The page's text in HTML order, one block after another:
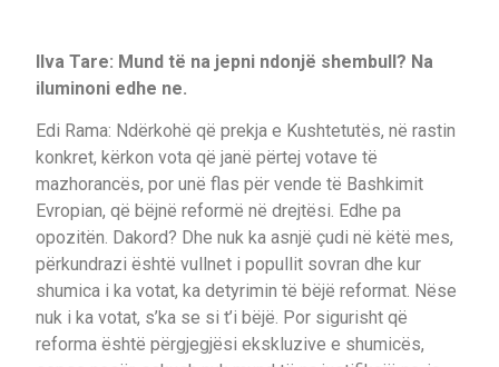
Ilva Tare: Mund të na jepni ndonjë shembull? Na
iluminoni edhe ne.
Edi Rama: Ndërkohë që prekja e Kushtetutës, në rastin
konkret, kërkon vota që janë përtej votave të
mazhorancës, por unë flas për vende të Bashkimit
Evropian, që bëjnë reformë në drejtësi. Edhe pa
opozitën. Dakord? Dhe nuk ka asnjë çudi në këtë mes,
përkundrazi është vullnet i popullit sovran dhe kur
shumica i ka votat, ka detyrimin të bëjë reformat. Nëse
nuk i ka votat, s’ka se si t’i bëjë. Por sigurisht që
reforma është përgjegjësi ekskluzive e shumicës,